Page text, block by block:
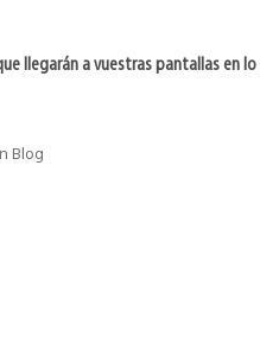
llegarán a vuestras pantallas en lo
Blog